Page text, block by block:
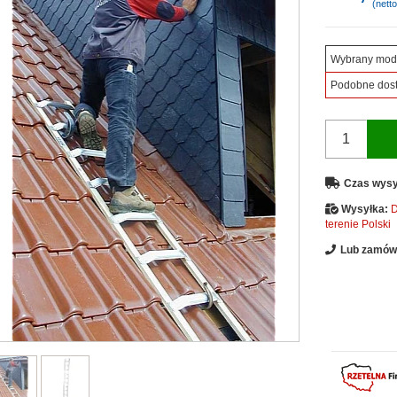
Wybrany
Podobne
Czas
Wysyłka:
terenie Polski
Lub